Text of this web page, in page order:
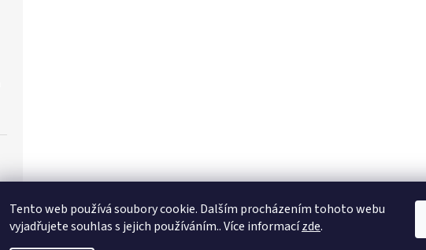
Tento web používá soubory cookie. Dalším procházením tohoto webu
vyjadřujete souhlas s jejich používáním.. Více informacízde.